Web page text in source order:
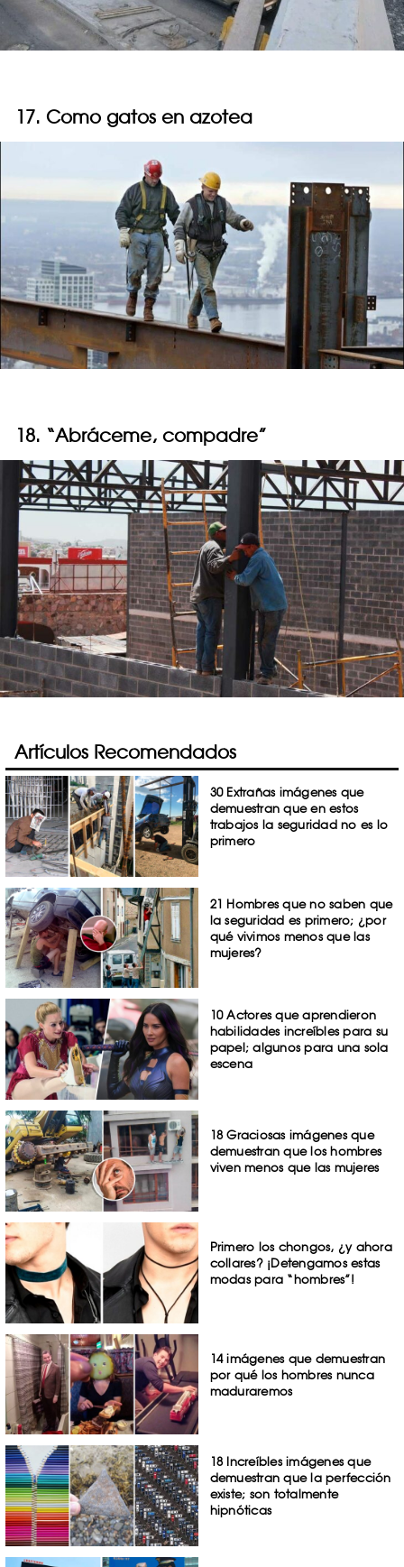
17. Como gatos en azotea
18. “Abráceme, compadre”
Artículos Recomendados
30 Extrañas imágenes que
demuestran que en estos
trabajos la seguridad no es lo
primero
21 Hombres que no saben que
la seguridad es primero; ¿por
qué vivimos menos que las
mujeres?
10 Actores que aprendieron
habilidades increíbles para su
papel; algunos para una sola
escena
18 Graciosas imágenes que
demuestran que los hombres
viven menos que las mujeres
Primero los chongos, ¿y ahora
collares? ¡Detengamos estas
modas para “hombres”!
14 imágenes que demuestran
por qué los hombres nunca
maduraremos
18 Increíbles imágenes que
demuestran que la perfección
existe; son totalmente
hipnóticas